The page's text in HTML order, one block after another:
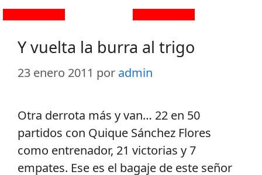
Y vuelta la burra al trigo
23 enero 2011 por admin
Otra derrota más y van… 22 en 50
partidos con Quique Sánchez Flores
como entrenador, 21 victorias y 7
empates. Ese es el bagaje de este señor